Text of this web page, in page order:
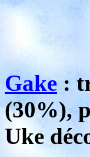
Gake:
(30%),
Uke